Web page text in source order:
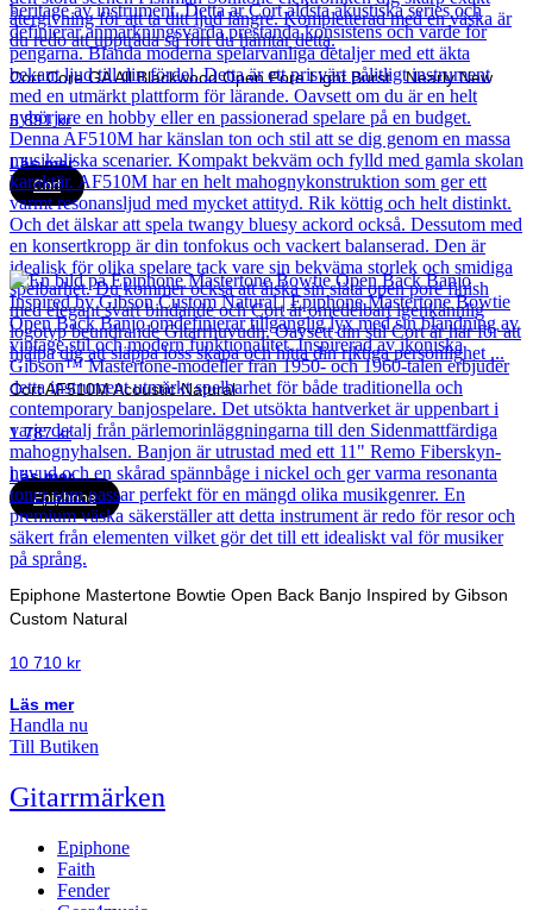
Cort Core GA All Blackwood Open Pore Light Burst - Nearly New
5 891kr
Läs mer
Cort
Cort AF510M Acoustic Natural
1 787kr
Läs mer
Epiphone
Epiphone Mastertone Bowtie Open Back Banjo Inspired by Gibson
Custom Natural
10 710 kr
Läs mer
Handla nu
Till Butiken
Gitarrmärken
Epiphone
Faith
Fender